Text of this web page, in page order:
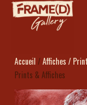
Accueil / Affiches /
Prints & Affiches